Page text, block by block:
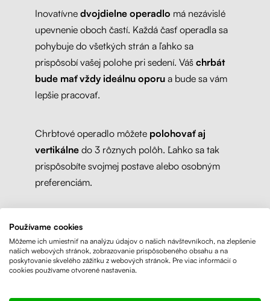
Inovatívne dvojdielne operadlo má nezávislé
upevnenie oboch častí. Každá časť operadla sa
pohybuje do všetkých strán a ľahko sa
prispôsobí vašej polohe pri sedení. Váš chrbát
bude mať vždy ideálnu oporua bude sa vám
lepšie pracovať.
Chrbtové operadlo môžete polohovať aj
vertikálnedo 3 rôznych polôh. Ľahko sa tak
prispôsobíte svojmej postave alebo osobným
preferenciám.
Používame cookies
Môžeme ich umiestniť na analýzu údajov o našich návštevníkoch, na zlepšenie
našich webových stránok, zobrazovanie prispôsobeného obsahu a na
poskytovanie skvelého zážitku z webových stránok. Pre viac informácií o
cookies používame otvorené nastavenia.